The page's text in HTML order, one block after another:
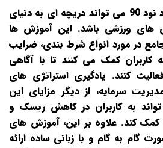
آموزش شرط‌ بندی در برد نود 90 می‌ تواند دریچه‌ ای به دنیای
های ورزشی باشد. این آموزش‌ ها
جامع در مورد انواع شرط‌ بندی، ضرایب
کاربران کمک می‌ کنند تا با آگاهی
کنند. یادگیری استراتژی‌ های
سرمایه، از دیگر مزایای این
به کاربران در کاهش ریسک و
کند. علاوه بر این، آموزش‌ های
به صورت گام به گام و با زبانی ساده ارائه